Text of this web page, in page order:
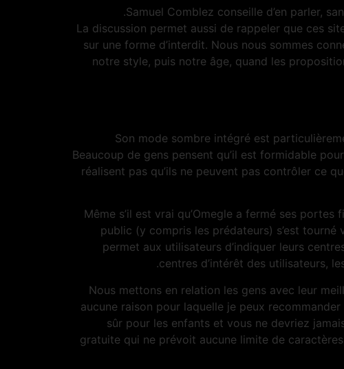
Samuel Comblez conseille d’en parler,
La discussion permet aussi de rappeler que ces
sur une forme d’interdit. Nous nous sommes
notre style, puis notre âge, quand les
Son mode sombre intégré est
Beaucoup de gens pensent qu’il est formidable
réalisent pas qu’ils ne peuvent pas contrôler ce
Même s’il est vrai qu’Omegle a fermé ses
public (y compris les prédateurs) s’est
permet aux utilisateurs d’indiquer leurs
centres d’intérêt des utilisateurs,
Nous mettons en relation les gens avec leur
aucune raison pour laquelle je peux
sûr pour les enfants et vous ne devriez
gratuite qui ne prévoit aucune limite de